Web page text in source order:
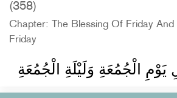
(358)
Chapter: The Blessing Of Friday And
Friday
الْجُمُعَةِ وَلَيْلَةِ الْجُمُعَةِ